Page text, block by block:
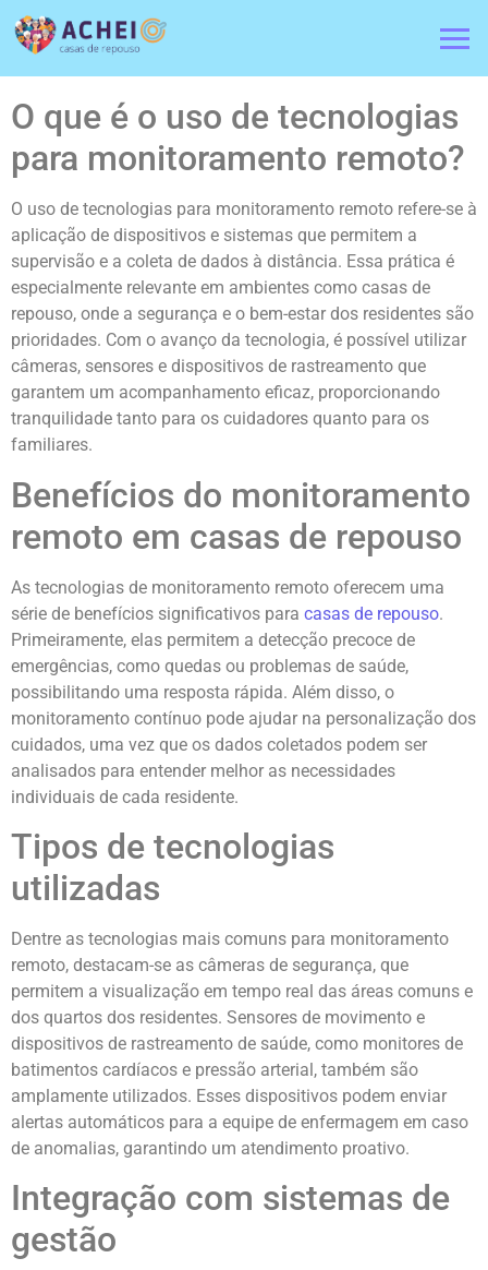
O que é o uso de tecnologias
para monitoramento remoto?
O uso de tecnologias para monitoramento remoto refere-se à
aplicação de dispositivos e sistemas que permitem a
supervisão e a coleta de dados à distância. Essa prática é
especialmente relevante em ambientes como casas de
repouso, onde a segurança e o bem-estar dos residentes são
prioridades. Com o avanço da tecnologia, é possível utilizar
câmeras, sensores e dispositivos de rastreamento que
garantem um acompanhamento eficaz, proporcionando
tranquilidade tanto para os cuidadores quanto para os
familiares.
Benefícios do monitoramento
remoto em casas de repouso
As tecnologias de monitoramento remoto oferecem uma
série de benefícios significativos para casas de repouso.
Primeiramente, elas permitem a detecção precoce de
emergências, como quedas ou problemas de saúde,
possibilitando uma resposta rápida. Além disso, o
monitoramento contínuo pode ajudar na personalização dos
cuidados, uma vez que os dados coletados podem ser
analisados para entender melhor as necessidades
individuais de cada residente.
Tipos de tecnologias
utilizadas
Dentre as tecnologias mais comuns para monitoramento
remoto, destacam-se as câmeras de segurança, que
permitem a visualização em tempo real das áreas comuns e
dos quartos dos residentes. Sensores de movimento e
dispositivos de rastreamento de saúde, como monitores de
batimentos cardíacos e pressão arterial, também são
amplamente utilizados. Esses dispositivos podem enviar
alertas automáticos para a equipe de enfermagem em caso
de anomalias, garantindo um atendimento proativo.
Integração com sistemas de
gestão